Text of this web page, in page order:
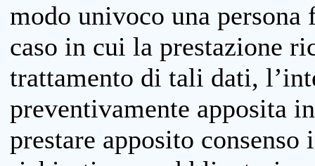
modo univoco una
caso in cui la prestazione
trattamento di tali dati,
preventivamente apposita
prestare apposito